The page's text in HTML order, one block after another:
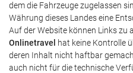
dem die Fahrzeuge zugelassen
Währung dieses Landes eine
Auf der Website können Links zu
Onlinetravel
hat keine Kontrolle
deren Inhalt nicht haftbar
auch nicht für die technische